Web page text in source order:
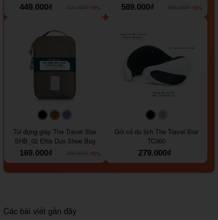
449.000₫
-13%
589.000₫
-16%
#000000#964B00
Túi đựng giày The Travel Star
SHB_02 Elite Duo Shoe Bag
169.000₫
-15%
Gối cổ du lịch The Travel Star
TC360
279.000₫
Các bài viết gần đây